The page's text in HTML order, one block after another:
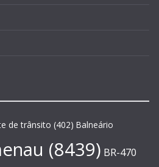
de trânsito (402) Balneário
(8439) BR-470